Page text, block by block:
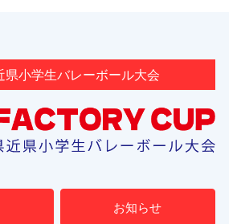
県小学生バレーボール大会
お知らせ